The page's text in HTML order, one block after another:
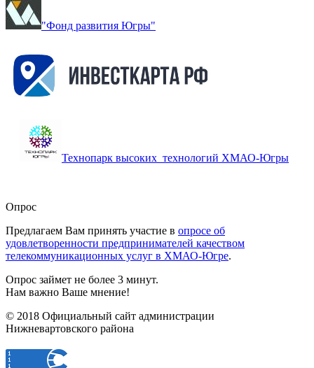
"Фонд развития Югры"
Технопарк высоких технологий ХМАО-Югры
Опрос
Предлагаем Вам принять участие в опросе об
удовлетворенности предпринимателей качеством
телекоммуникационных услуг в ХМАО-Югре.
Опрос займет не более 3 минут.
Нам важно Ваше мнение!
© 2018 Официальный сайт администрации
Нижневартовского района